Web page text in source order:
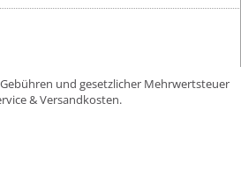
und gesetzlicher Mehrwertsteuer
& Versandkosten.